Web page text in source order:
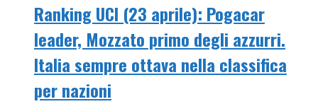
Ranking UCI (23 aprile): Pogacar
leader, Mozzato primo degli azzurri.
Italia sempre ottava nella classifica
per nazioni